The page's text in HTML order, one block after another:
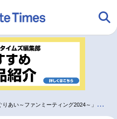
アニメ
い～ファンミーティング2024～」昼夜レポート